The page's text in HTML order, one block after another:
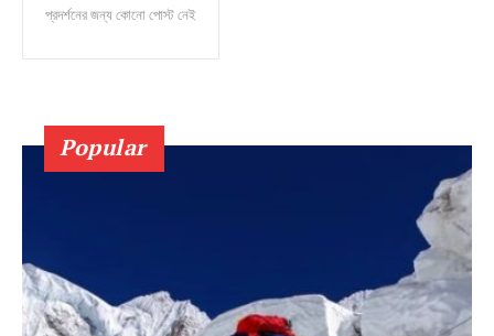
প্রদর্শনের জন্য কোনো পোস্ট নেই
Popular